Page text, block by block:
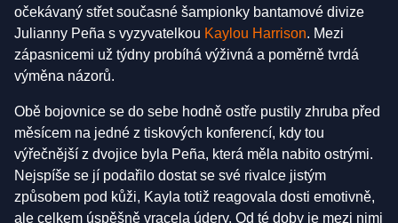
očekávaný střet současné šampionky bantamové divize
Julianny Peña s vyzyvatelkou Kaylou Harrison. Mezi
zápasnicemi už týdny probíhá výživná a poměrně tvrdá
výměna názorů.
Obě bojovnice se do sebe hodně ostře pustily zhruba před
měsícem na jedné z tiskových konferencí, kdy tou
výřečnější z dvojice byla Peña, která měla nabito ostrými.
Nejspíše se jí podařilo dostat se své rivalce jistým
způsobem pod kůži, Kayla totiž reagovala dosti emotivně,
ale celkem úspěšně vracela údery. Od té doby je mezi nimi